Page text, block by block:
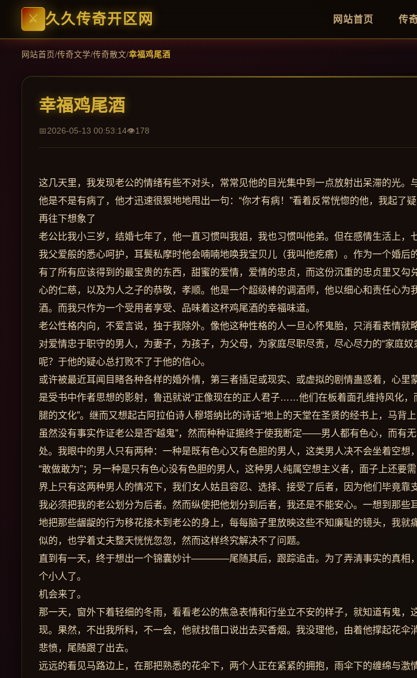
久久传奇开区网 网站首页 传
网站首页/传奇文学/传奇散文/幸福鸡尾酒
幸福鸡尾酒
2026-05-13 00:53:14 178
这几天里，我发现老公的情绪有些不对头，常常见他的目光集中到一点放射出呆滞的光。
他是不是有病了，他才迅速很狠地地甩出一句：“你才有病！”看着反常恍惚的他，我起
再往下想象了
老公比我小三岁，结婚七年了，他一直习惯叫我姐，我也习惯叫他弟。但在感情生活上，
我父爱般的悉心呵护，耳鬓私摩时他会喃喃地唤我宝贝儿（我叫他疙瘩）。作为一个婚后
有了所有应该得到的最宝贵的东西，甜蜜的爱情，爱情的忠贞，而这份沉重的忠贞里又勾
心的仁慈，以及为人之子的恭敬，孝顺。他是一个超级棒的调酒师，他以细心和责任心为
酒。而我只作为一个受用者享受、品味着这杯鸡尾酒的幸福味道。
老公性格内向，不爱言说，独于我除外。像他这种性格的人一旦心怀鬼胎，只消看表情就
对爱情忠于职守的男人，为妻子，为孩子，为父母，为家庭尽职尽责，尽心尽力的“家庭奴
呢？于他的疑心总打败不了于他的信心。
或许被最近耳闻目睹各种各样的婚外情，第三者插足或现实、或虚拟的剧情蛊惑着，心里
是受书中作者思想的影射，鲁迅就说“正像现在的正人君子……他们在板着面孔维持风化，
腿的文化”。继而又想起古阿拉伯诗人穆塔纳比的诗话“地上的天堂在圣贤的经书上，马背上
虽然没有事实作证老公是否“越鬼”，然而种种证据终于使我断定——男人都有色心，而有
处。我眼中的男人只有两种：一种是既有色心又有色胆的男人，这类男人决不会坐着空想
“敢做敢为”；另一种是只有色心没有色胆的男人，这种男人纯属空想主义者，面子上还要
界上只有这两种男人的情况下，我们女人姑且容忍、选择、接受了后者，因为他们毕竟靠
我必须把我的老公划分为后者。然而纵使把他划分到后者，我还是不能安心。一想到那些
地把那些龌龊的行为移花接木到老公的身上，每每脑子里放映这些不知廉耻的镜头，我就
似的，也学着丈夫整天恍恍忽忽，然而这样终究解决不了问题。
直到有一天，终于想出一个锦囊妙计————尾随其后，跟踪追击。为了弄清事实的真相
个小人了。
机会来了。
那一天，窗外下着轻细的冬雨，看看老公的焦急表情和行坐立不安的样子，就知道有鬼，
现。果然，不出我所料，不一会，他就找借口说出去买香烟。我没理他，由着他撑起花伞
悲愤，尾随跟了出去。
远远的看见马路边上，在那把熟悉的花伞下，两个人正在紧紧的拥抱，雨伞下的缠绵与激